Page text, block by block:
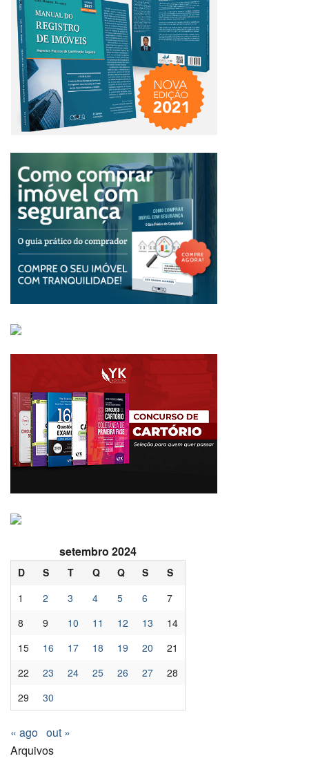
setembro 2024
D S T Q Q S
S
1
2 3 4 5 6
7
8
9 10 11 12 13
14
15
16 17 18 19 20
21
22
23 24 25 26 27
28
29
30
« ago out »
Arquivos